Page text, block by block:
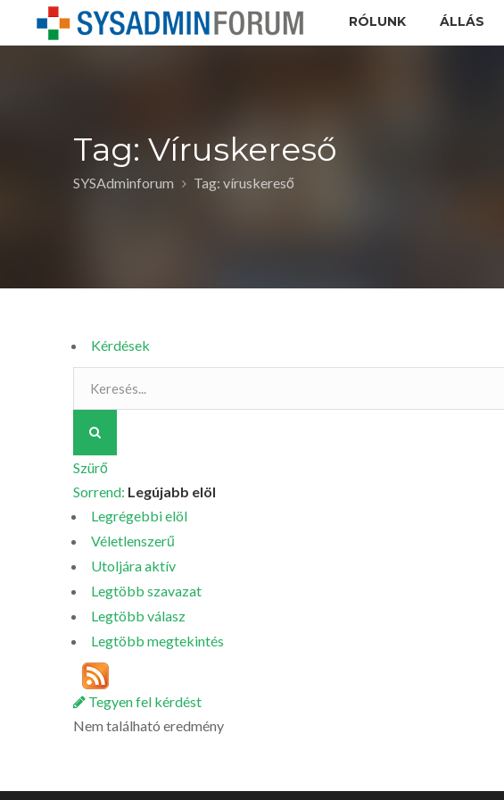
RÓLUNK ÁLLÁS
Tag: Víruskereső
SYSAdminforum Tag: víruskereső
Kérdések
Szürő
Sorrend: Legújabb elöl
Legrégebbi elöl
Véletlenszerű
Utoljára aktív
Legtöbb szavazat
Legtöbb válasz
Legtöbb megtekintés
Tegyen fel kérdést
Nem található eredmény